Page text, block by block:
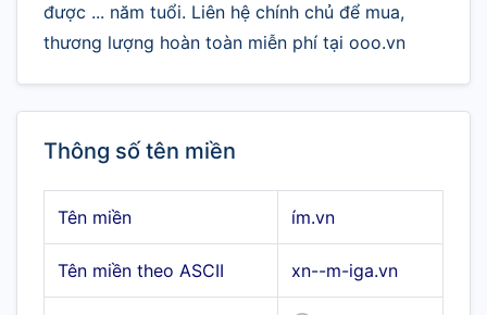
được ... năm tuổi. Liên hệ chính chủ để mua,
thương lượng hoàn toàn miễn phí tại ooo.vn
Thông số tên miền
Tên miền ím.vn
Tên miền theo ASCII xn--m-iga.vn